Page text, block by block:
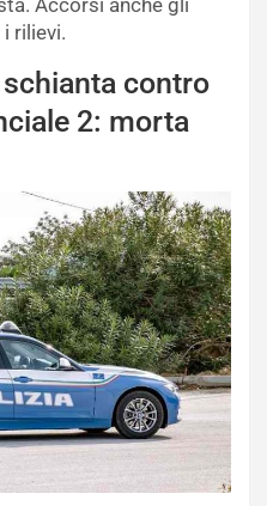
Accorsi anche gli
i rilievi.
contro
2: morta